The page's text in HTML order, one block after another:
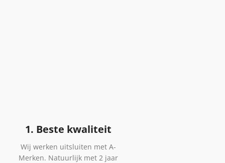
1. Beste kwaliteit
Wij werken uitsluiten met A-
Merken. Natuurlijk met 2 jaar